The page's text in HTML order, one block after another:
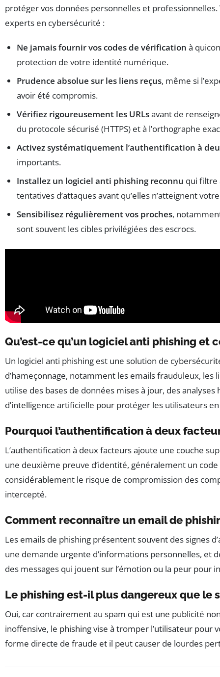
protéger vos données personnelles et professionnelles.
experts en cybersécurité :
Ne jamais fournir vos codes de vérification à
protection de votre identité numérique.
Prudence absolue sur les liens reçus, même si
avoir été compromis.
Vérifiez rigoureusement les URLsavant de
du protocole sécurisé (HTTPS) et à l’orthographe
Activez systématiquement l’authentification à
importants.
Installez un logiciel anti phishing reconnu qui filtre
tentatives d’attaques avant qu’elles n’atteignent
Sensibilisez régulièrement vos proches,
sont souvent les cibles privilégiées des escrocs.
Qu’est-ce qu’un logiciel anti phishing et
Un logiciel anti phishing est une solution de
d’hameçonnage, notamment les emails frauduleux, les
utilise des bases de données mises à jour, des
d’intelligence artificielle pour protéger les utilisateurs
Pourquoi l’authentification à deux
L’authentification à deux facteurs ajoute une couche
une deuxième preuve d’identité, généralement un
considérablement le risque de compromission des
intercepté.
Comment reconnaître un email de
Les emails de phishing présentent souvent des signes
une demande urgente d’informations personnelles, et
des messages qui jouent sur l’émotion ou la peur pour
Le phishing est-il plus dangereux que le
Oui, car contrairement au spam qui est une publicité
inoffensive, le phishing vise à tromper l’utilisateur pour
forme directe de fraude et il peut causer de lourdes